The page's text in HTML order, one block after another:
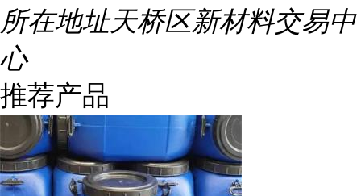
所在地址天桥区新材料交易中
心
推荐产品